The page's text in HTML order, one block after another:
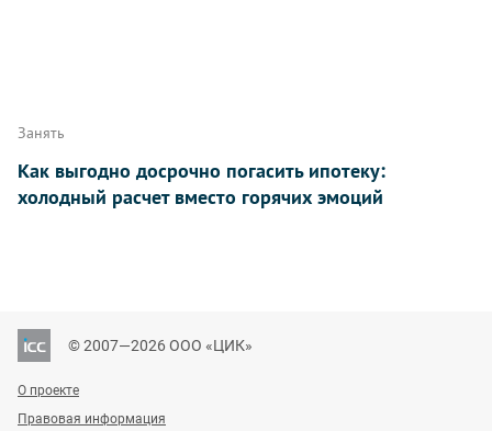
Занять
Как выгодно досрочно погасить ипотеку:
холодный расчет вместо горячих эмоций
© 2007—2026 ООО «ЦИК»
О проекте
Правовая информация